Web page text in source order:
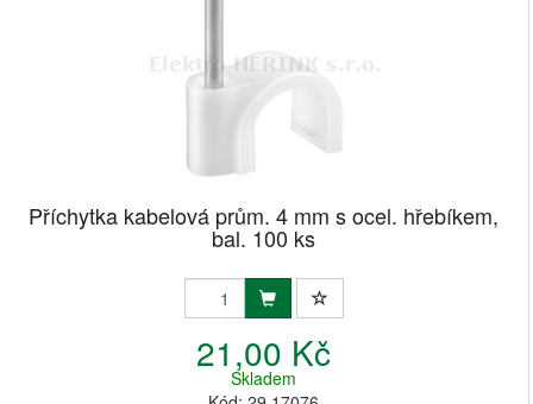
Příchytka kabelová prům. 4 mm s ocel. hřebíkem,
bal. 100 ks
21,00 Kč
Skladem